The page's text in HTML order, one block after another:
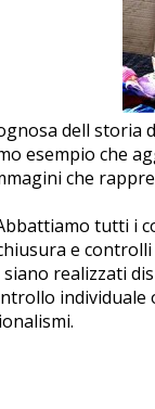
dell
esempio che
che
tutti i
e
realizzati
individuale